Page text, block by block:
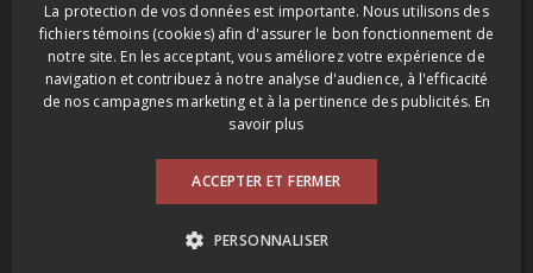
dansmonverre dansMaison Louis Jadot Brouilly Sous les
Balloquets 2015
Francine Collette dansMaison Louis Jadot Brouilly Sous
Qu’est-ce qu’on boit? En visite chez mon
La protection de vos données est importante. Nous utilisons des
fichiers témoins (cookies) afin d'assurer le bon fonctionnement de
notre site. En les acceptant, vous améliorez votre expérience de
navigation et contribuez à notre analyse d'audience, à l'efficacité
de nos campagnes marketing et à la pertinence des publicités. En
savoir plus
ACCEPTER ET FERMER
PERSONNALISER